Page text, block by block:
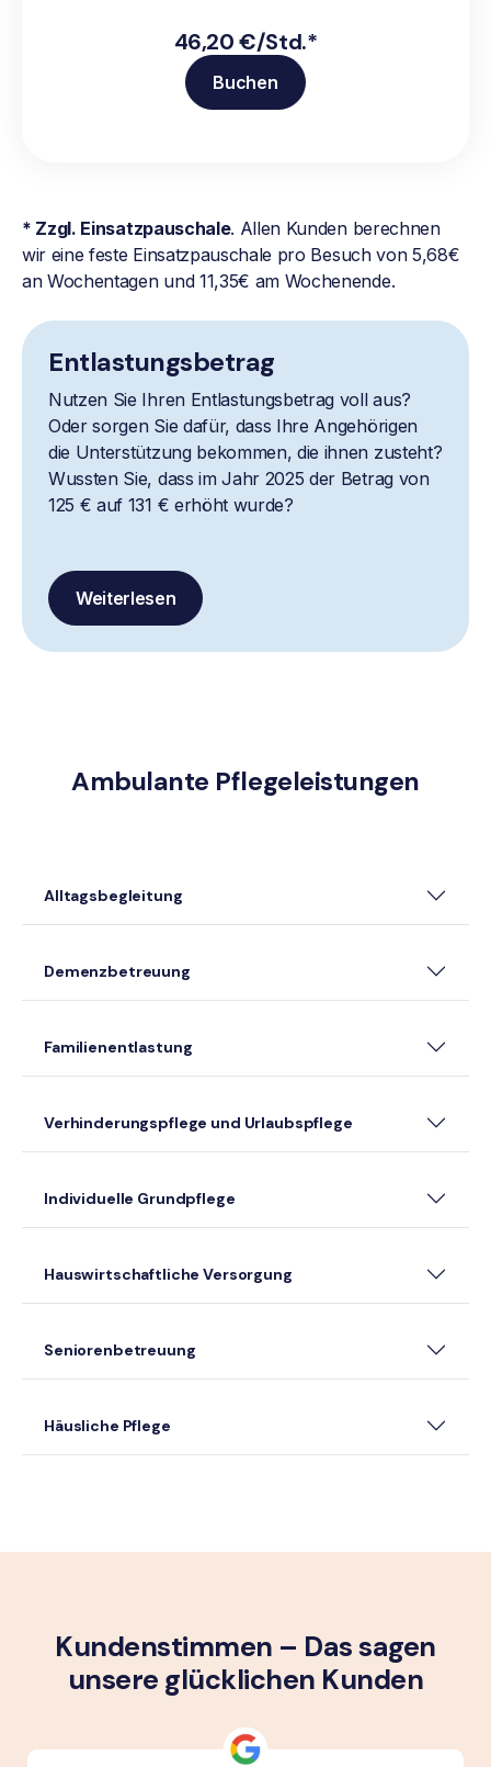
46,20 €/Std.*
Buchen
* Zzgl. Einsatzpauschale. Allen Kunden berechnen
wir eine feste Einsatzpauschale pro Besuch von 5,68€
an Wochentagen und 11,35€ am Wochenende.
Entlastungsbetrag
Nutzen Sie Ihren Entlastungsbetrag voll aus?
Oder sorgen Sie dafür, dass Ihre Angehörigen
die Unterstützung bekommen, die ihnen zusteht?
Wussten Sie, dass im Jahr 2025 der Betrag von
125 € auf 131 € erhöht wurde?
Weiterlesen
Ambulante Pflegeleistungen
Alltagsbegleitung
Demenzbetreuung
Familienentlastung
Verhinderungspflege und Urlaubspflege
Individuelle Grundpflege
Hauswirtschaftliche Versorgung
Seniorenbetreuung
Häusliche Pflege
Kundenstimmen – Das sagen
unsere glück­lichen Kunden